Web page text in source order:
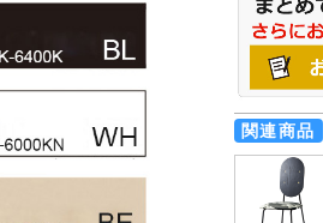
関連商品